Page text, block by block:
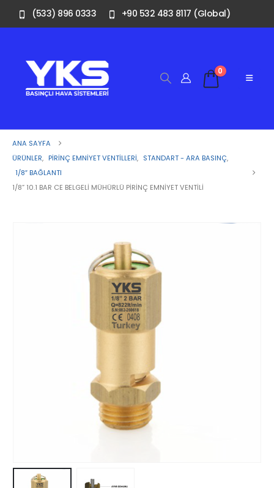
(533) 896 0333 +90 532 483 8117 (Global)
0
ANA SAYFA
ÜRÜNLER, PIRINÇ EMNIYET VENTILLERI, STANDART - ARA BASINÇ,
1/8″ BAĞLANTI
1/8” 10.1 BAR CE BELGELI MÜHÜRLÜ PIRINÇ EMNIYET VENTILI